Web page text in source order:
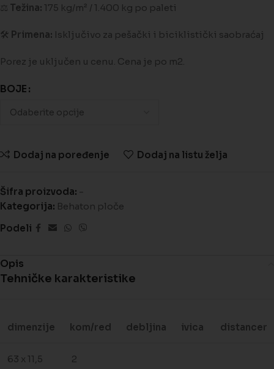
⚖️ Težina: 175 kg/m² / 1.400 kg po paleti
🛠️ Primena: Isključivo za pešački i biciklistički saobraćaj
Porez je uključen u cenu. Cena je po m2.
BOJE
Dodaj na poređenje Dodaj na listu želja
Šifra proizvoda: -
Kategorija: Behaton ploče
Podeli
Opis
Tehničke karakteristike
dimenzije kom/red debljina ivica distancer
63 x 11,5 2